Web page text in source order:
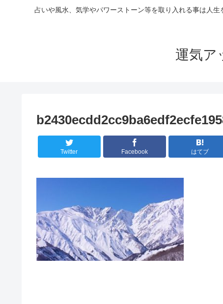
占いや風水、気学やパワーストーン等を取り入れる事は人
運気ア
Twitter Facebook はてブ